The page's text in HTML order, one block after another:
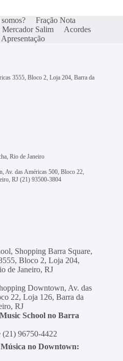
Fração Nota
Mercador Salim
Acordes
Apresentação
3555, Bloco 2, Loja 204, Barra da
Rio de Janeiro
Av. das Américas 500, Bloco 22,
RJ (21) 93500-3804
Shopping Barra Square,
Bloco 2, Loja 204,
de Janeiro, RJ
Downtown, Av. das
22, Loja 126, Barra da
RJ
School no Barra
96750-4422
no Downtown: